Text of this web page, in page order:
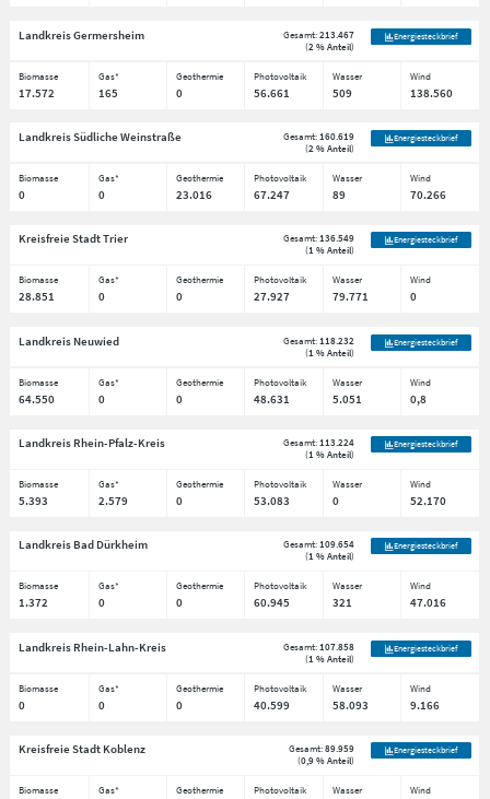
Landkreis Germersheim Gesamt:213.467
(2 % Anteil)
Energiesteckbrief
Biomasse Gas* Geothermie Photovoltaik Wasser Wind
17.572 165 0 56.661 509 138.560
Landkreis Südliche Weinstraße Gesamt: 160.619
(2 % Anteil)
Energiesteckbrief
Biomasse Gas* Geothermie Photovoltaik Wasser Wind
0 0 23.016 67.247 89 70.266
Kreisfreie Stadt Trier Gesamt:136.549
(1 % Anteil)
Energiesteckbrief
Biomasse Gas* Geothermie Photovoltaik Wasser Wind
28.851 0 0 27.927 79.771 0
Landkreis Neuwied Gesamt: 118.232
(1 % Anteil)
Energiesteckbrief
Biomasse Gas* Geothermie Photovoltaik Wasser Wind
64.550 0 0 48.631 5.051 0,8
Landkreis Rhein-Pfalz-Kreis Gesamt: 113.224
(1 % Anteil)
Energiesteckbrief
Biomasse Gas* Geothermie Photovoltaik Wasser Wind
5.393 2.579 0 53.083 0 52.170
Landkreis Bad Dürkheim Gesamt:109.654
(1 % Anteil)
Energiesteckbrief
Biomasse Gas* Geothermie Photovoltaik Wasser Wind
1.372 0 0 60.945 321 47.016
Landkreis Rhein-Lahn-Kreis Gesamt: 107.858
(1 % Anteil)
Energiesteckbrief
Biomasse Gas* Geothermie Photovoltaik Wasser Wind
0 0 0 40.599 58.093 9.166
Kreisfreie Stadt Koblenz Gesamt:89.959
(0,9 % Anteil)
Energiesteckbrief
Biomasse Gas* Geothermie Photovoltaik Wasser Wind